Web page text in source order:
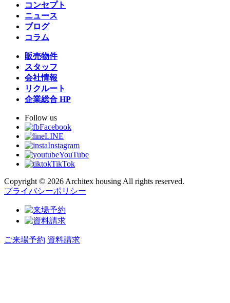
コンセプト
ニュース
ブログ
コラム
販売物件
スタッフ
会社情報
リクルート
企業総合 HP
Follow us
Facebook
LINE
Instagram
YouTube
TikTok
Copyright © 2026 Architex housing All rights reserved.
プライバシーポリシー
ご来場予約 資料請求